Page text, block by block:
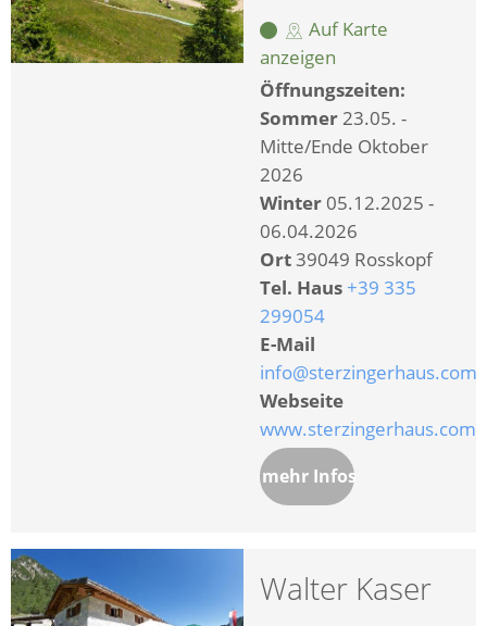
Auf Karte
anzeigen
Öffnungszeiten:
Sommer23.05. -
Mitte/Ende Oktober
2026
Winter 05.12.2025 -
06.04.2026
Ort39049 Rosskopf
Tel. Haus +39 335
299054
E-Mail
info@sterzingerhaus.com
Webseite
www.sterzingerhaus.com
mehr Infos
Walter Kaser